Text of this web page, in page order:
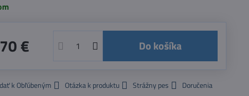
€ Do košíka
k Obľúbeným Otázka k produktu Strážny pes
Doručenia